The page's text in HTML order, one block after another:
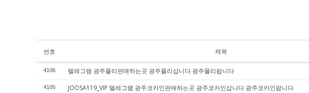
번호 제목
4106 텔레그램 광주몰리판매하는곳 광주몰리삽니다 광주몰리팝니다
4105 JOOSA119_VIP 텔레그램 광주코카인판매하는곳 광주코카인삽니다 광주코카인팝니다